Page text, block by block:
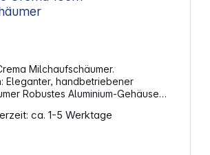
Milchaufschäumer.
Gehäuse
dank Antihaftbeschichtung
Fassungsvermögen: 330 ml Farbe: schwarz
ca. 1-5 Werktage